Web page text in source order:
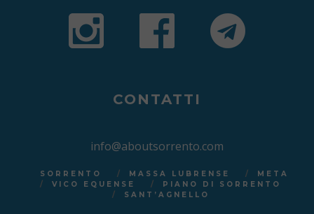
CONTATTI
info@aboutsorrento.com
SORRENTO MASSA LUBRENSE
META
VICO EQUENSE
PIANO DI SORRENTO
SANT’AGNELLO